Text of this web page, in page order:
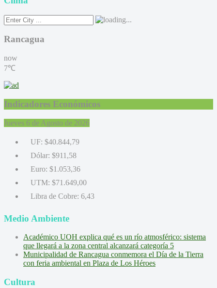
Rancagua
now
7℃
Indicadores Económicos
Jueves 6 de Agosto de 2026
UF: $40.844,79
Dólar: $911,58
Euro: $1.053,36
UTM: $71.649,00
Libra de Cobre: 6,43
Medio Ambiente
Académico UOH explica qué es un río atmosférico: sistema
que llegará a la zona central alcanzará categoría 5
Municipalidad de Rancagua conmemora el Día de la Tierra
con feria ambiental en Plaza de Los Héroes
Cultura